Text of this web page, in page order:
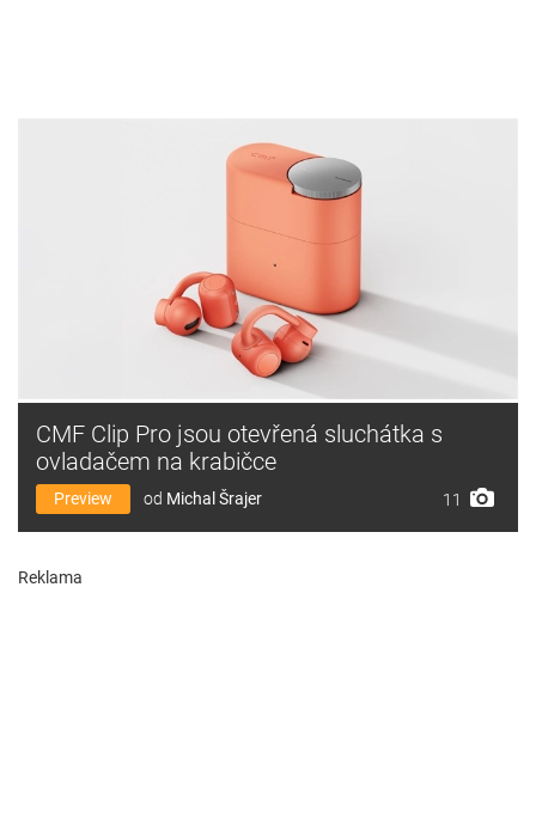
CMF Clip Pro jsou otevřená sluchátka s
ovladačem na krabičce
Preview od Michal Šrajer 11
Reklama